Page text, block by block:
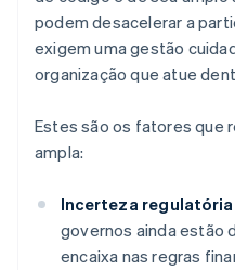
podem desacelerar a
exigem uma gestão
organização que atue
Estes são os fatores que
ampla:
Incerteza
governos ainda estão
encaixa nas regras